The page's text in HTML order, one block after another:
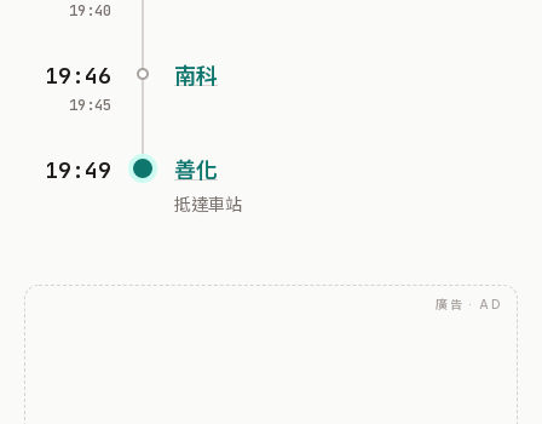
19:40
19:46
19:45
南科
19:49 善化
抵達車站
廣告 · AD